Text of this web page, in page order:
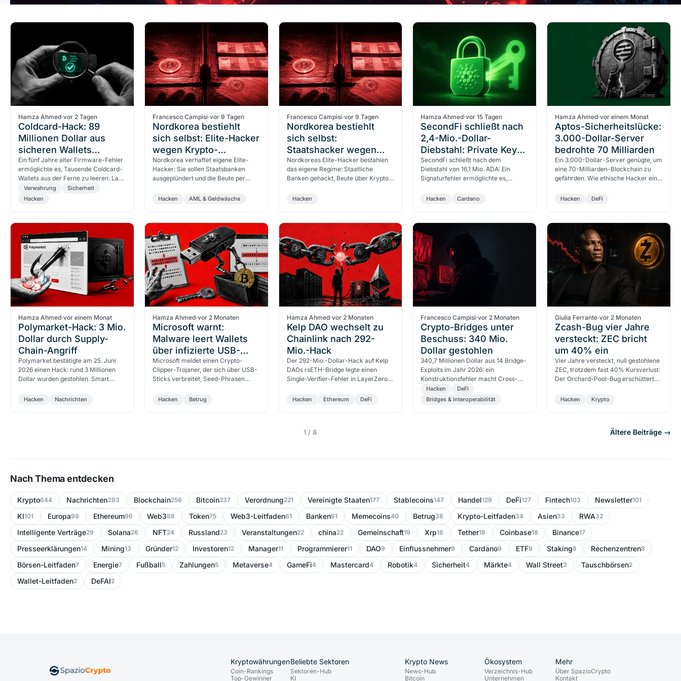
Hamza Ahmed·vor 2 Tagen
Coldcard-Hack: 89
Millionen Dollar aus
sicheren Wallets
gestohlen
Ein fünf Jahre alter Firmware-Fehler
ermöglichte es, Tausende Coldcard-
Wallets aus der Ferne zu leeren. Laut
Galaxy Research wurden 1.367
Bitcoin gestohlen.…
Verwahrung
Sicherheit
Hacken
Francesco Campisi·vor 9 Tagen
Nordkorea bestiehlt
sich selbst: Elite-Hacker
wegen Krypto-
Geldwäsche verhaftet
Nordkorea verhaftet eigene Elite-
Hacker: Sie sollen Staatsbanken
ausgeplündert und die Beute per
hinter die Kulissen…
Hacken AML & Geldwäsche
Francesco Campisi·vor 9 Tagen
Nordkorea bestiehlt
sich selbst:
Staatshacker wegen
Krypto-Geldwäsche
verhaftet
Nordkoreas Elite-Hacker bestahlen
das eigene Regime: Staatliche
Banken gehackt, Beute über Krypto
staatliche Geldwäsche verrät.
Hacken
Hamza Ahmed·vor 15 Tagen
SecondFi schließt nach
2,4-Mio.-Dollar-
Diebstahl: Private Keys
aus der Blockchain
SecondFi schließt nach dem
Diebstahl von 16,1 Mio. ADA: Ein
Signaturfehler ermöglichte es,
Blockchain-Daten abzuleiten.
Hacken Cardano
Hamza Ahmed·vor einem Monat
Aptos-Sicherheitslücke:
3.000-Dollar-Server
bedrohte 70 Milliarden
Ein 3.000-Dollar-Server genügte, um
eine 70-Milliarden-Blockchain zu
gefährden. Wie ethische Hacker eine
Aptos fanden und…
Hacken DeFi
Hamza Ahmed·vor einem Monat
Polymarket-Hack: 3 Mio.
Dollar durch Supply-
Chain-Angriff
Polymarket bestätigte am 25. Juni
2026 einen Hack: rund 3 Millionen
Dollar wurden gestohlen. Smart
Frontend war das…
Hacken Nachrichten
Hamza Ahmed·vor 2 Monaten
Microsoft warnt:
Malware leert Wallets
über infizierte USB-
Sticks
Microsoft meldet einen Crypto-
Clipper-Trojaner, der sich über USB-
Sticks verbreitet, Seed-Phrasen
austauscht. Wie der Angriff…
Hacken Betrug
Hamza Ahmed·vor 2 Monaten
Kelp DAO wechselt zu
Chainlink nach 292-
Mio.-Hack
Der 292-Mio.-Dollar-Hack auf Kelp
DAOs rsETH-Bridge legte einen
Single-Verifier-Fehler in LayerZero
CCIP, die EZB ruft MiCA…
Hacken Ethereum DeFi
Francesco Campisi·vor 2 Monaten
Crypto-Bridges unter
Beschuss: 340 Mio.
Dollar gestohlen
340,7 Millionen Dollar aus 14 Bridge-
Exploits im Jahr 2026: ein
Konstruktionsfehler macht Cross-
Chain-Protokolle zum teuersten
Angriffsziel der DeFi.
Hacken
DeFi
Bridges & Interoperabilität
Giulia Ferrante·vor 2 Monaten
Zcash-Bug vier Jahre
versteckt: ZEC bricht
um 40% ein
Vier Jahre versteckt, null gestohlene
ZEC, trotzdem fast 40% Kursverlust:
Der Orchard-Pool-Bug erschüttert
Arthur Hayes zum…
Hacken Krypto
1 / 8 Ältere Beiträge →
Nach Thema entdecken
Krypto644 Nachrichten393 Blockchain256 Bitcoin237 Verordnung221 Vereinigte Staaten177 Stablecoins147 Handel129 DeFi127 Fintech103 Newsletter101
KI101 Europa99 Ethereum96 Web388 Token75 Web3-Leitfaden61 Banken61 Memecoins40 Betrug38 Krypto-Leitfaden34 Asien33 RWA32
Intelligente Verträge29 Solana26 NFT24 Russland23 Veranstaltungen22 china22 Gemeinschaft19 Xrp18 Tether18 Coinbase18 Binance17
Presseerklärungen14 Mining13 Gründer12 Investoren12 Manager11 Programmierer11 DAO9 Einflussnehmer9 Cardano9 ETF9 Staking8 Rechenzentren8
Börsen-Leitfaden7 Energie7 Fußball5 Zahlungen5 Metaverse4 GameFi4 Mastercard4 Robotik4 Sicherheit4 Märkte4 Wall Street3 Tauschbörsen2
Wallet-Leitfaden2 DeFAI2
Kryptowährungen
Coin-Rankings
Top-Gewinner
Beliebte Sektoren
Sektoren-Hub
KI
Krypto News
News-Hub
Bitcoin
Ökosystem
Verzeichnis-Hub
Unternehmen
Mehr
Über SpazioCrypto
Kontakt